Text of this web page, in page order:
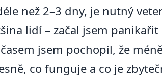
než 2–3 dny, je nutný
lidí – začal jsem panikařit
jsem pochopil, že
co funguje a co je